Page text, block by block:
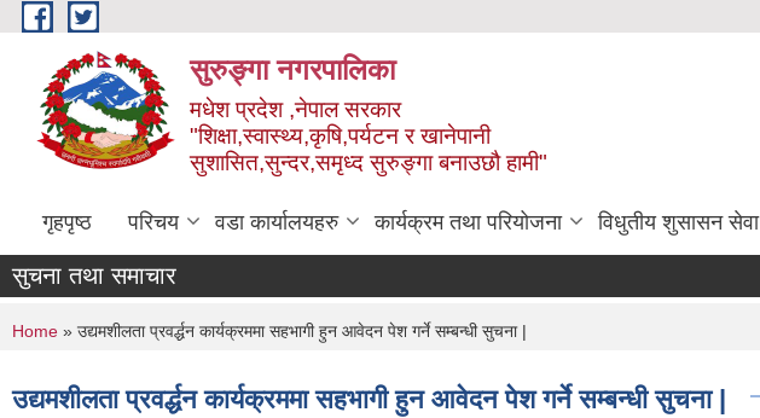
Skip to main content
सुरुङ्‍गा नगरपालिका
मधेश प्रदेश ,नेपाल सरकार
"शिक्षा,स्वास्थ्य,कृषि,पर्यटन र खानेपानी
सुशासित,सुन्दर,समृध्द सुरुङ्गा बनाउछौ हामी"
गृहपृष्ठ परिचय वडा कार्यालयहरु कार्यक्रम तथा परियोजना विधुतीय शुसासन सेवा
सुचना तथा समाचार
You are here
Home » उद्यमशीलता प्रवर्द्धन कार्यक्रममा सहभागी हुन आवेदन पेश गर्ने सम्बन्धी सुचना |
उद्यमशीलता प्रवर्द्धन कार्यक्रममा सहभागी हुन आवेदन पेश गर्ने सम्बन्धी सुचना |